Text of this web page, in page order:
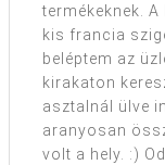
termékeknek.
kis francia
beléptem az
kirakaton
asztalnál ülve
aranyosan
volt a hely. :)